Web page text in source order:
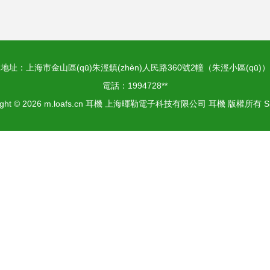
地址：上海市金山區(qū)朱涇鎮(zhèn)人民路360號2幢（朱涇小區(qū)）
電話：1994728**
© 2026 m.loafs.cn 耳機 上海暉勒電子科技有限公司 耳機 版權所有